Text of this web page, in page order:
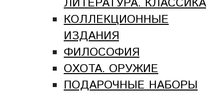
КОЛЛЕКЦИОННЫЕ
ИЗДАНИЯ
ФИЛОСОФИЯ
ОХОТА. ОРУЖИЕ
ПОДАРОЧНЫЕ НАБОРЫ